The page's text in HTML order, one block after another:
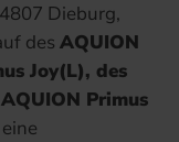
Dieburg,
des AQUION
Joy(L), des
Primus
eine